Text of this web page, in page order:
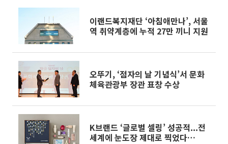
이랜드복지재단 ‘아침애만나’, 서울
역 취약계층에 누적 27만 끼니 지원
오뚜기, ‘점자의 날 기념식’서 문화
체육관광부 장관 표창 수상
K브랜드 ‘글로벌 셀링’ 성공적...전
세계에 눈도장 제대로 찍었다